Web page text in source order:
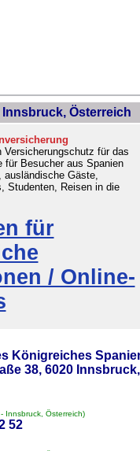
Österreich
Versicherungschutz für das
für Besucher aus Spanien
ausländische Gäste,
Studenten, Reisen in die
für
/ Online-
Königreiches
38, 6020 Innsbruck,
Innsbruck, Österreich)
52